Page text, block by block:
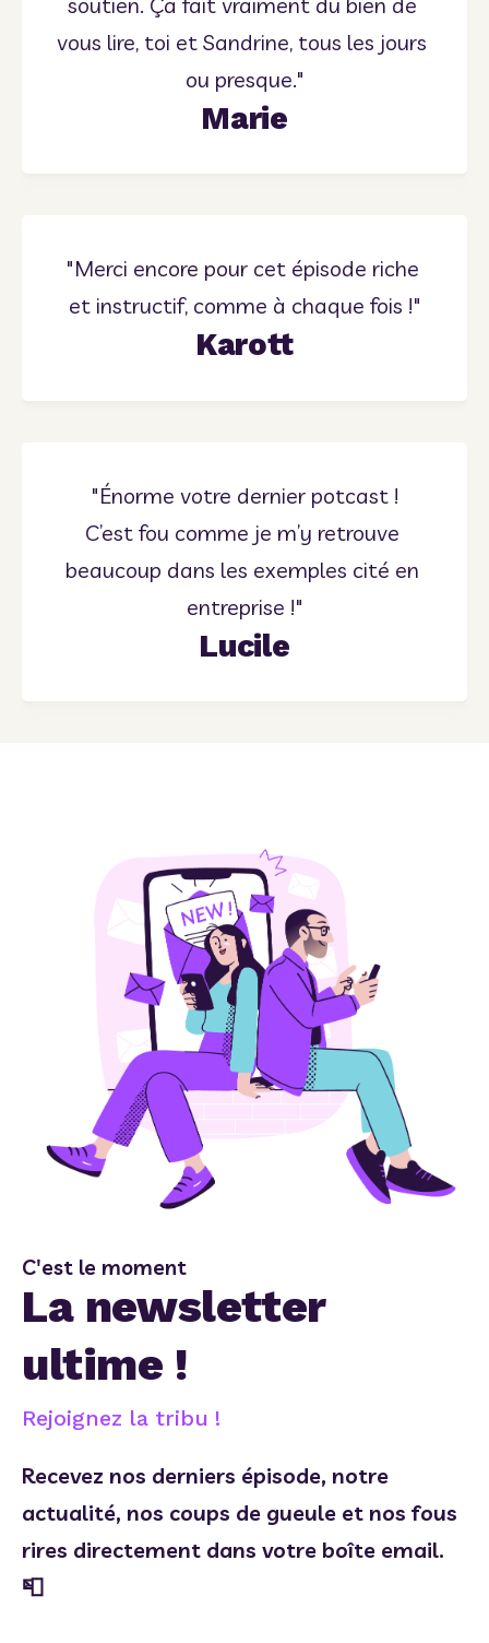
vous lire, toi et Sandrine, tous les jours
ou presque."
Marie
"Merci encore pour cet épisode riche
et instructif, comme à chaque fois !"
Karott
"Énorme votre dernier potcast !
C’est fou comme je m’y retrouve
beaucoup dans les exemples cité en
entreprise !"
Lucile
C'est le moment
La newsletter
ultime !
Rejoignez la tribu !
Recevez nos derniers épisode, notre
actualité, nos coups de gueule et nos fous
rires directement dans votre boîte email.
📮